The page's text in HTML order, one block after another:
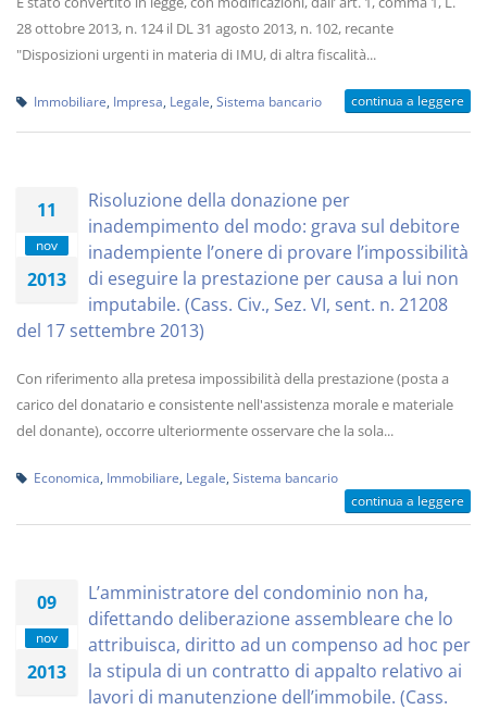
28 ottobre 2013, n. 124 il DL 31 agosto 2013, n. 102, recante
"Disposizioni urgenti in materia di IMU, di altra fiscalità...
Immobiliare Impresa Legale Sistema bancario continua a leggere
11
nov
2013
Risoluzione della donazione per
inadempimento del modo: grava sul debitore
inadempiente l’onere di provare l’impossibilità
di eseguire la prestazione per causa a lui non
imputabile. (Cass. Civ., Sez. VI, sent. n. 21208
del 17 settembre 2013)
Con riferimento alla pretesa impossibilità della prestazione (posta a
carico del donatario e consistente nell'assistenza morale e materiale
del donante), occorre ulteriormente osservare che la sola...
Economica Immobiliare Legale Sistema bancario
continua a leggere
09
nov
2013
L’amministratore del condominio non ha,
difettando deliberazione assembleare che lo
attribuisca, diritto ad un compenso ad hoc per
la stipula di un contratto di appalto relativo ai
lavori di manutenzione dell’immobile. (Cass.